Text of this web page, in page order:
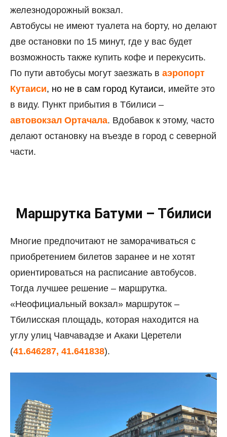
железнодорожный вокзал.
Автобусы не имеют туалета на борту, но делают
две остановки по 15 минут, где у вас будет
возможность также купить кофе и перекусить.
По пути автобусы могут заезжать в аэропорт
Кутаиси, но не в сам город Кутаиси, имейте это
в виду. Пункт прибытия в Тбилиси –
автовокзал Ортачала. Вдобавок к этому, часто
делают остановку на въезде в город с северной
части.
Маршрутка Батуми – Тбилиси
Многие предпочитают не заморачиваться с
приобретением билетов заранее и не хотят
ориентироваться на расписание автобусов.
Тогда лучшее решение – маршрутка.
«Неофициальный вокзал» маршруток –
Тбилисская площадь, которая находится на
углу улиц Чавчавадзе и Акаки Церетели
(41.646287, 41.641838).